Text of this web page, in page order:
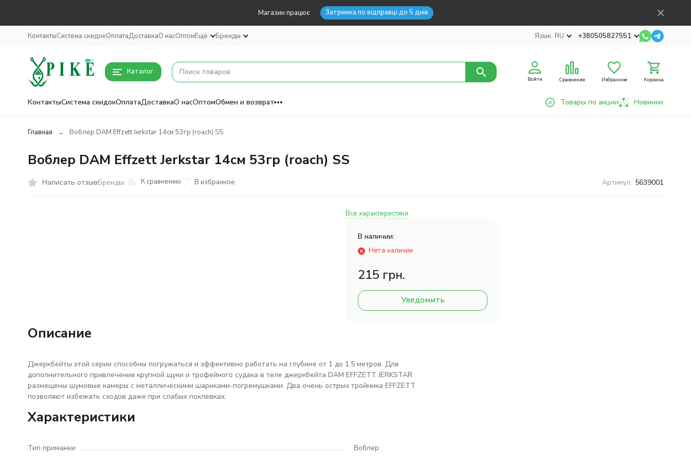
Магазин працює Затримка по відправці до 5 днів
КонтактыСистема скидокОплатаДоставкаО насОптомЕщё Бренды Язык: RU +380505827551
Каталог
Войти Сравнение Избранное Корзина
КонтактыСистема скидокОплатаДоставкаО насОптомОбмен и возврат Товары по акции Новинки
Главная Воблер DAM Effzett Jerkstar 14см 53гр (roach) SS
Воблер DAM Effzett Jerkstar 14см 53гр (roach) SS
Написать отзывБренды: К сравнению В избранное Артикул: 5639001
Все характеристики
В наличии:
Нет в наличии
215 грн.
Уведомить
Описание
Джеркбейты этой серии способны погружаться и эффективно работать на глубине от 1 до 1,5 метров. Для
дополнительного привлечения крупной щуки и трофейного судака в теле джеркбейта DAM EFFZETT JERKSTAR
размещены шумовые камеры с металлическими шариками-погремушками. Два очень острых тройника EFFZETT
позволяют избежать сходов даже при слабых поклевках.
Характеристики
Тип приманки
Воблер